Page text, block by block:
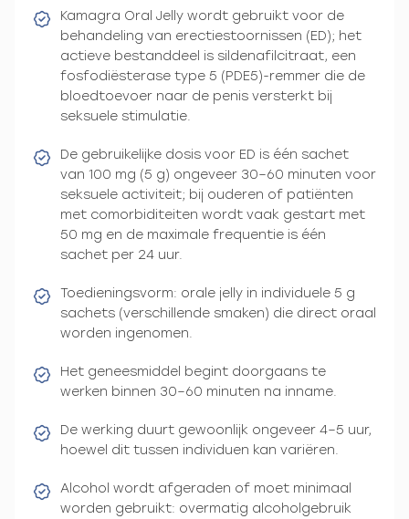
Kamagra Oral Jelly wordt gebruikt voor de
behandeling van erectiestoornissen (ED); het
actieve bestanddeel is sildenafilcitraat, een
fosfodiësterase type 5 (PDE5)-remmer die de
bloedtoevoer naar de penis versterkt bij
seksuele stimulatie.
De gebruikelijke dosis voor ED is één sachet
van 100 mg (5 g) ongeveer 30–60 minuten voor
seksuele activiteit; bij ouderen of patiënten
met comorbiditeiten wordt vaak gestart met
50 mg en de maximale frequentie is één
sachet per 24 uur.
Toedieningsvorm: orale jelly in individuele 5 g
sachets (verschillende smaken) die direct oraal
worden ingenomen.
Het geneesmiddel begint doorgaans te
werken binnen 30–60 minuten na inname.
De werking duurt gewoonlijk ongeveer 4–5 uur,
hoewel dit tussen individuen kan variëren.
Alcohol wordt afgeraden of moet minimaal
worden gebruikt: overmatig alcoholgebruik